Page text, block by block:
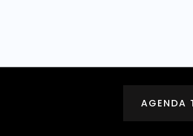
AGENDA